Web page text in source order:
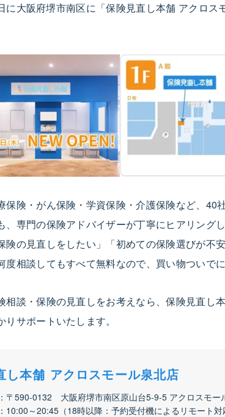
に大阪府堺市南区に「保険見直し本舗 アクロス
保険・がん保険・学資保険・介護保険など、
、専門の保険アドバイザーが丁寧にヒアリング
険の見直しをしたい」「初めての保険選びが不
度相談してもすべて無料なので、買い物ついで
相談・保険の見直しをお考えなら、保険見直し
サポートいたします。
し本舗 アクロスモール泉北店
〒590-0132 大阪府堺市南区原山台5-9-5 アクロスモー
10:00～20:45（18時以降：予約受付機によるリモート対